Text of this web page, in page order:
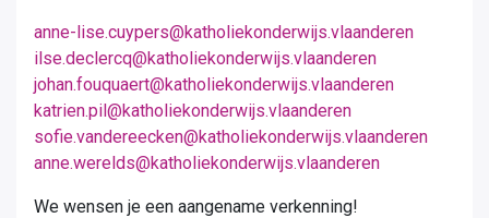
anne-lise.cuypers@katholiekonderwijs.vlaanderen
ilse.declercq@katholiekonderwijs.vlaanderen
johan.fouquaert@katholiekonderwijs.vlaanderen
katrien.pil@katholiekonderwijs.vlaanderen
sofie.vandereecken@katholiekonderwijs.vlaanderen
anne.werelds@katholiekonderwijs.vlaanderen
We wensen je een aangename verkenning!